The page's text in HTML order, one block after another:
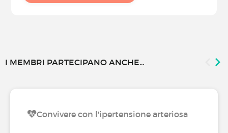
I MEMBRI PARTECIPANO ANCHE...
Convivere con l'ipertensione arteriosa